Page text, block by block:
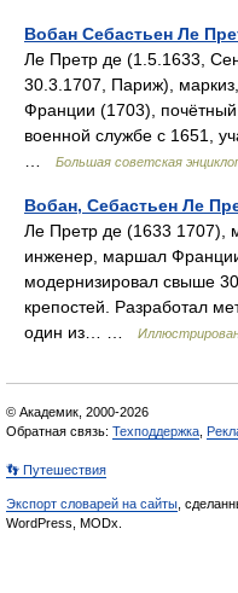
Вобан Себастьен Ле
Ле Претр де (1.5.1633,
30.3.1707, Париж),
Франции (1703),
военной службе с 1651,
Большая советская
Вобан, Себастьен Ле
Ле Претр де (1633 1707),
инженер, маршал
модернизировал свыше
крепостей. Разработал
один из… …
© Академик, 2000-2026
Обратная связь: Техподдержка
👣 Путешествия
Экспорт словарей на сайты ,
WordPress, MODx.